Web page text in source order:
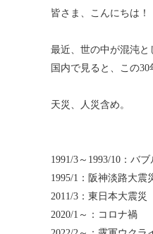
皆さま、こんにちは！
最近、世の中が混沌と
国内で見ると、この
天災、人災含め。
1991/3～1993/10：バ
1995/1：阪神淡路大震
2011/3：東日本大震災
2020/1～：コロナ禍